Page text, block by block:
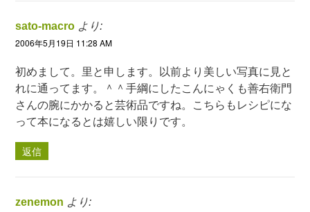
sato-macro より:
2006年5月19日 11:28 AM
初めまして。里と申します。以前より美しい写真に見と
れに通ってます。＾＾手綱にしたこんにゃくも善右衛門
さんの腕にかかると芸術品ですね。こちらもレシピにな
って本になるとは嬉しい限りです。
返信
zenemon より: